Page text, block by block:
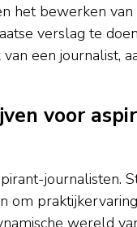
het bewerken
verslag te
een journalist,
voor
journalisten.
om